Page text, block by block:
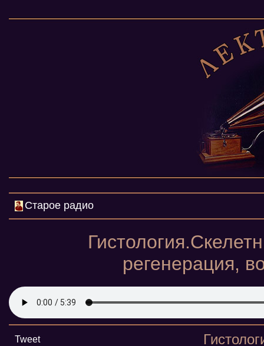
Старое радио
регенерация,
Tweet